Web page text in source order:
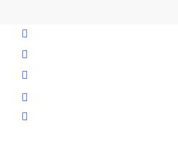
facebook
youtube
instagram
spotify
bandcamp